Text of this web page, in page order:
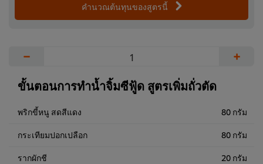
คำนวณต้นทุนของสูตรนี้
− +
ขั้นตอนการทำน้ำจิ้มซีฟู้ด สูตรเพิ่มถั่วตัด
พริกขี้หนู สดสีแดง 80 กรัม
กระเทียมปอกเปลือก 80 กรัม
รากผักชี 20 กรัม